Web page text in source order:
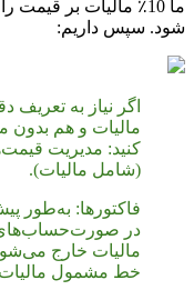
ما 10٪ مالیات بر
شود. سپس داریم:
اگر نیاز به تعریف
مالیات و هم بدون
(شامل مالیات).
فاکتورها:
در صورت‌حساب‌های
مالیات خارج
خط مشمول